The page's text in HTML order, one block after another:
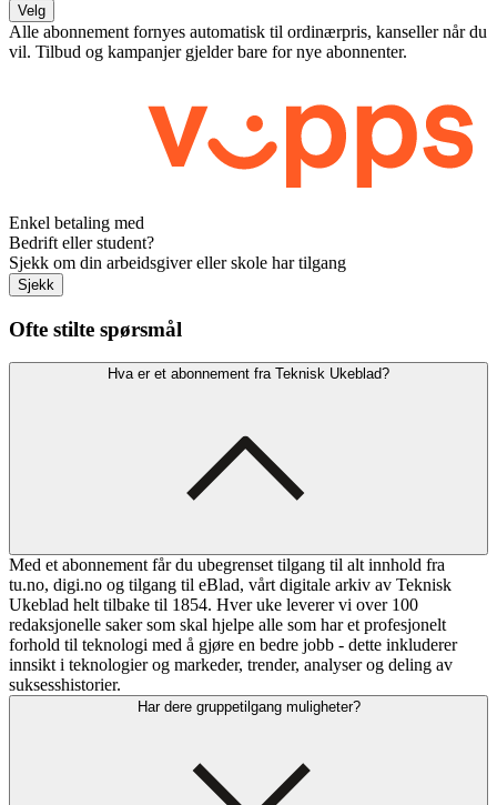
Velg
Alle abonnement fornyes automatisk til ordinærpris, kanseller når du
vil. Tilbud og kampanjer gjelder bare for nye abonnenter.
Enkel betaling med
Bedrift eller student?
Sjekk om din arbeidsgiver eller skole har tilgang
Sjekk
Ofte stilte spørsmål
Hva er et abonnement fra Teknisk Ukeblad?
Med et abonnement får du ubegrenset tilgang til alt innhold fra
tu.no, digi.no og tilgang til eBlad, vårt digitale arkiv av Teknisk
Ukeblad helt tilbake til 1854. Hver uke leverer vi over 100
redaksjonelle saker som skal hjelpe alle som har et profesjonelt
forhold til teknologi med å gjøre en bedre jobb - dette inkluderer
innsikt i teknologier og markeder, trender, analyser og deling av
suksesshistorier.
Har dere gruppetilgang muligheter?